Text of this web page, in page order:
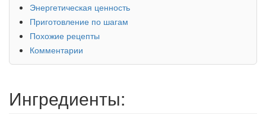
Энергетическая ценность
Приготовление по шагам
Похожие рецепты
Комментарии
Ингредиенты: